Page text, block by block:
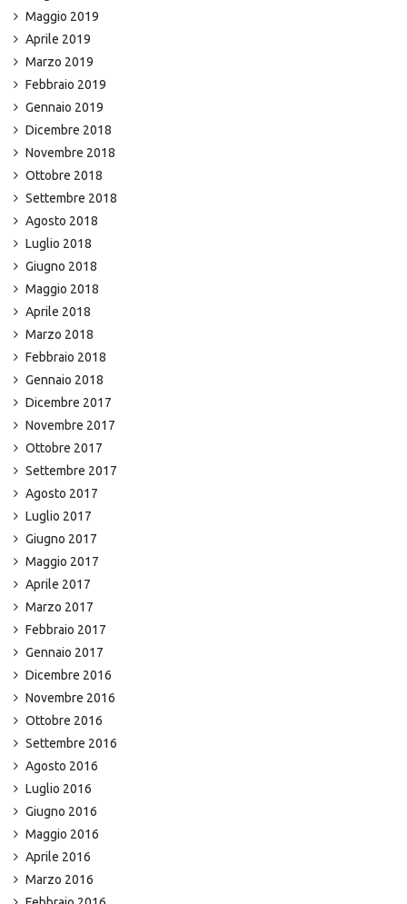
Maggio 2019
Aprile 2019
Marzo 2019
Febbraio 2019
Gennaio 2019
Dicembre 2018
Novembre 2018
Ottobre 2018
Settembre 2018
Agosto 2018
Luglio 2018
Giugno 2018
Maggio 2018
Aprile 2018
Marzo 2018
Febbraio 2018
Gennaio 2018
Dicembre 2017
Novembre 2017
Ottobre 2017
Settembre 2017
Agosto 2017
Luglio 2017
Giugno 2017
Maggio 2017
Aprile 2017
Marzo 2017
Febbraio 2017
Gennaio 2017
Dicembre 2016
Novembre 2016
Ottobre 2016
Settembre 2016
Agosto 2016
Luglio 2016
Giugno 2016
Maggio 2016
Aprile 2016
Marzo 2016